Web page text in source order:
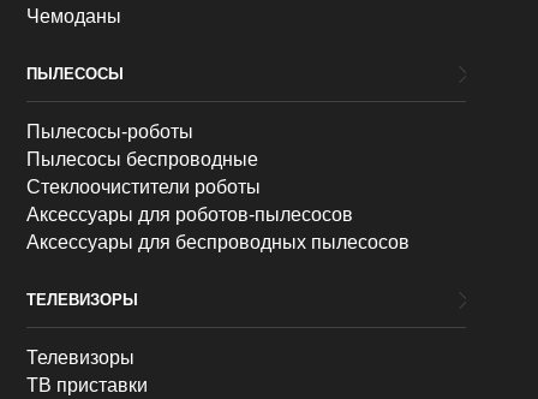
Чемоданы
ПЫЛЕСОСЫ
Пылесосы-роботы
Пылесосы беспроводные
Стеклоочистители роботы
Аксессуары для роботов-пылесосов
Аксессуары для беспроводных пылесосов
ТЕЛЕВИЗОРЫ
Телевизоры
ТВ приставки